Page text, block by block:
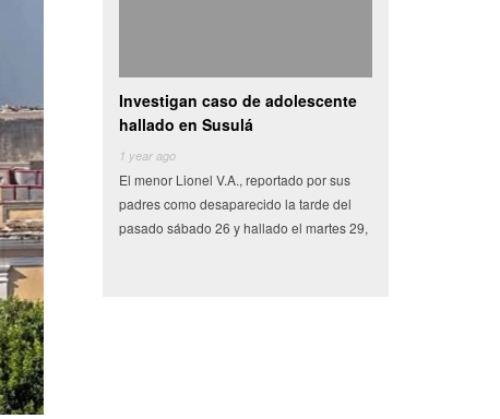
Investigan caso de adolescente
hallado en Susulá
El menor Lionel V.A., reportado por sus
padres como desaparecido la tarde del
pasado sábado 26 y hallado el martes 29,
Camioneta con
Miles de pesos en frutas y
tenían como destino el
Conkal se perdieron en un